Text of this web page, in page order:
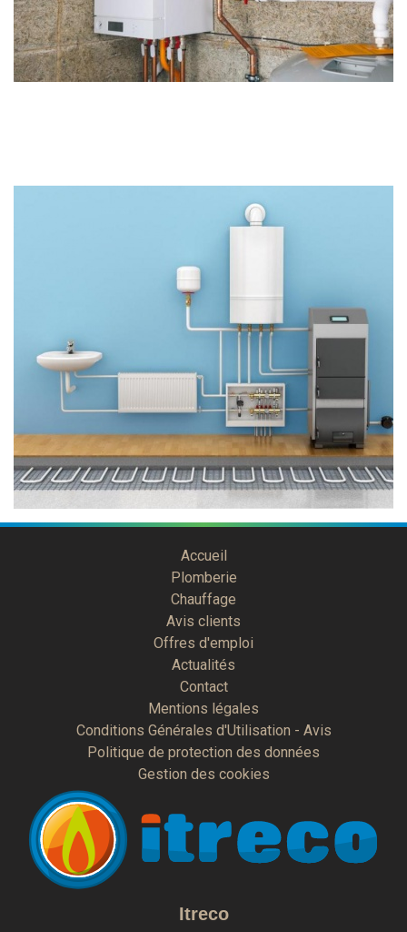
Accueil
Plomberie
Chauffage
Avis clients
Offres d'emploi
Actualités
Contact
Mentions légales
Conditions Générales d'Utilisation - Avis
Politique de protection des données
Gestion des cookies
Itreco